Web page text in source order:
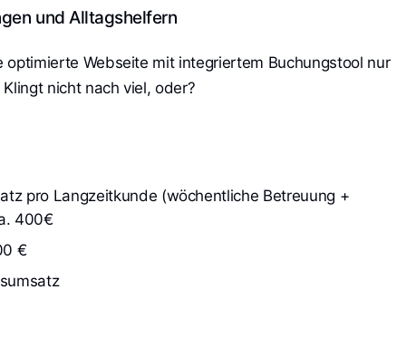
und Alltagshelfern
Webseite mit integriertem Buchungstool nur
nicht nach viel, oder?
pro Langzeitkunde (wöchentliche Betreuung +
400€
€